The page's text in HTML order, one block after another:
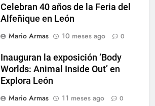
Celebran 40 años de la Feria del
Alfeñique en León
Mario Armas
10 meses ago 0
Inauguran la exposición ‘Body
Worlds: Animal Inside Out’ en
Explora León
Mario Armas
11 meses ago 0